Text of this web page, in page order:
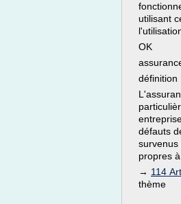
utilisant
OK
définition
défauts
survenus
propres
→ 114
thème